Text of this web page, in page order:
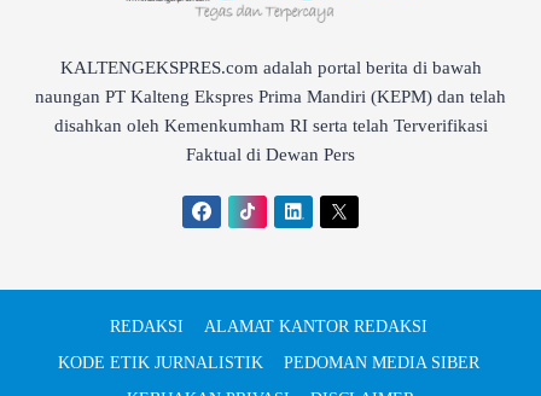
KALTENGEKSPRES.com adalah portal berita di bawah
naungan PT Kalteng Ekspres Prima Mandiri (KEPM) dan telah
disahkan oleh Kemenkumham RI serta telah Terverifikasi
Faktual di Dewan Pers
REDAKSI
ALAMAT KANTOR REDAKSI
KODE ETIK JURNALISTIK
PEDOMAN MEDIA SIBER